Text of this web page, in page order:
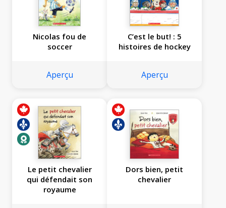
Nicolas fou de
soccer
Aperçu
C’est le but! : 5
histoires de hockey
Aperçu
Le petit chevalier
qui défendait son
royaume
Dors bien, petit
chevalier